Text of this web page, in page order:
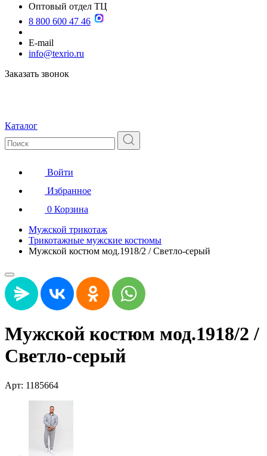
Оптовый отдел ТЦ
8 800 600 47 46
E-mail
info@texrio.ru
Заказать звонок
Каталог
Войти
Избранное
0 Корзина
Мужской трикотаж
Трикотажные мужские костюмы
Мужской костюм мод.1918/2 / Светло-серый
Мужской костюм мод.1918/2 /
Светло-серый
Арт: 1185664